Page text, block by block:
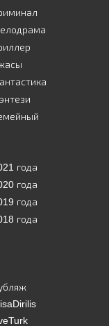
года
года
года
года